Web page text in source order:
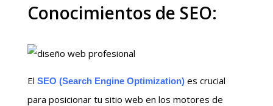
Conocimientos de SEO:
El SEO (Search Engine Optimization)es crucial
para posicionar tu sitio web en los motores de